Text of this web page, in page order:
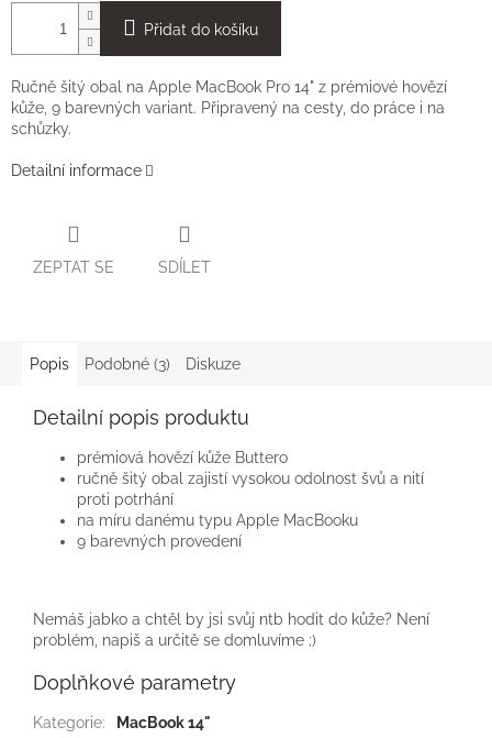
Přidat do košíku
Ručně šitý obal na Apple MacBook Pro 14" z prémiové hovězí
kůže, 9 barevných variant. Připravený na cesty, do práce i na
schůzky.
Detailní informace
ZEPTAT SE SDÍLET
Popis Podobné (3) Diskuze
Detailní popis produktu
prémiová hovězí kůže Buttero
ručně šitý obal zajistí vysokou odolnost švů a nití
proti potrhání
na míru danému typu Apple MacBooku
9 barevných provedení
Nemáš jabko a chtěl by jsi svůj ntb hodit do kůže? Není
problém, napiš a určitě se domluvíme ;)
Doplňkové parametry
Kategorie:
MacBook 14"